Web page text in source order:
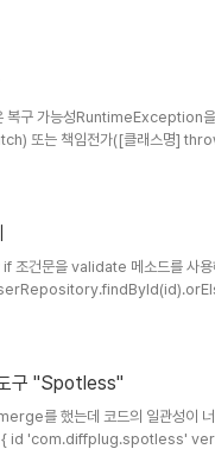
class BasicTest { @Test @DisplayName("
구 가능성RuntimeException
또는 책임전가([클래스명]
언체크예외
if 조건문을 validate 메소드를
{ throw new IllegalArgumentException("User is
구 "Spotless"
를 했는데 코드의 일관성이
작